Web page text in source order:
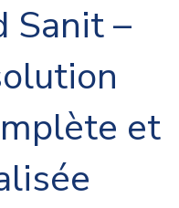
Sanit–
et